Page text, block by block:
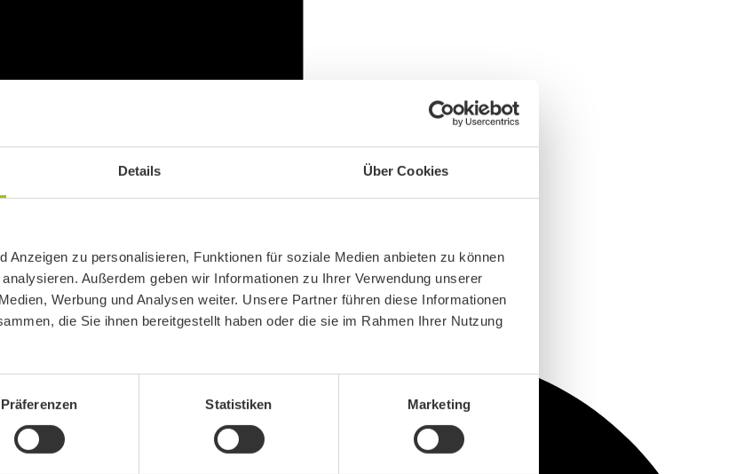
Details Über Cookies
Anzeigen zu personalisieren, Funktionen für soziale Medien anbieten zu können
Außerdem geben wir Informationen zu Ihrer Verwendung unserer
Werbung und Analysen weiter. Unsere Partner führen diese Informationen
die Sie ihnen bereitgestellt haben oder die sie im Rahmen Ihrer Nutzung
Präferenzen Statistiken Marketing